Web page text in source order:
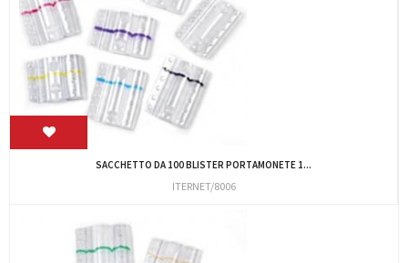
SACCHETTO DA 100 BLISTER PORTAMONETE 1...
ITERNET/8006